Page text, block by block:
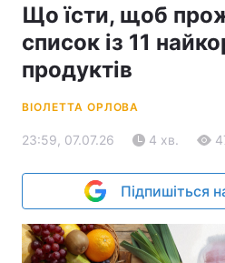
Що їсти, щоб
список із 11
продуктів
ВІОЛЕТТА ОРЛОВА
23:59, 07.07.26 4 хв.
Підпишіться